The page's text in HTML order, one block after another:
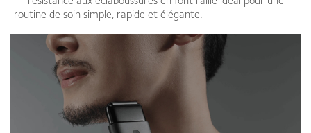
routine de soin simple, rapide et élégante.